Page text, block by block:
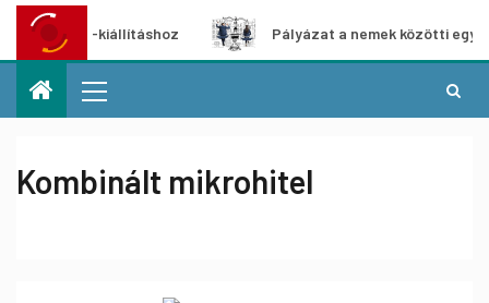
kiállításhoz Pályázat a nemek közötti egyenlőség
Kombinált mikrohitel